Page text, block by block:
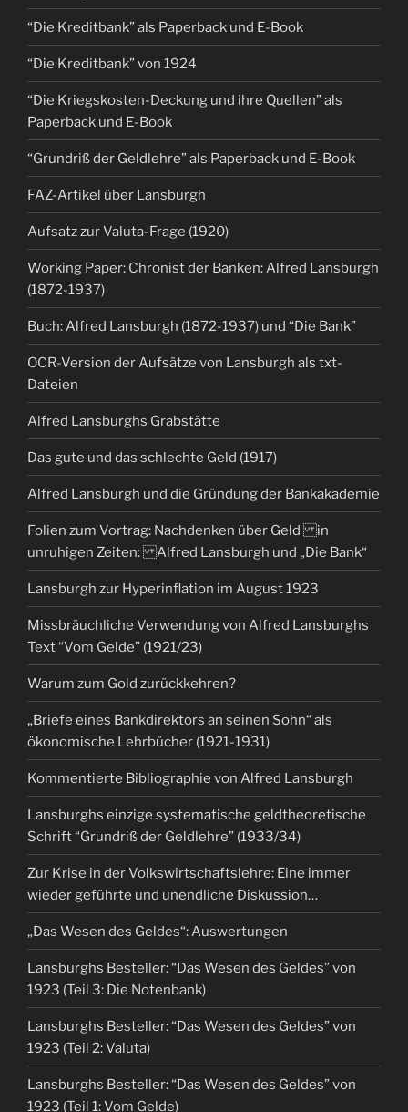
“Die Kreditbank” als Paperback und E-Book
“Die Kreditbank” von 1924
“Die Kriegskosten-Deckung und ihre Quellen” als
Paperback und E-Book
“Grundriß der Geldlehre” als Paperback und E-Book
FAZ-Artikel über Lansburgh
Aufsatz zur Valuta-Frage (1920)
Working Paper: Chronist der Banken: Alfred Lansburgh
(1872-1937)
Buch: Alfred Lansburgh (1872-1937) und “Die Bank”
OCR-Version der Aufsätze von Lansburgh als txt-
Dateien
Alfred Lansburghs Grabstätte
Das gute und das schlechte Geld (1917)
Alfred Lansburgh und die Gründung der Bankakademie
Folien zum Vortrag: Nachdenken über Geld in
unruhigen Zeiten: Alfred Lansburgh und „Die Bank“
Lansburgh zur Hyperinflation im August 1923
Missbräuchliche Verwendung von Alfred Lansburghs
Text “Vom Gelde” (1921/23)
Warum zum Gold zurückkehren?
„Briefe eines Bankdirektors an seinen Sohn“ als
ökonomische Lehrbücher (1921-1931)
Kommentierte Bibliographie von Alfred Lansburgh
Lansburghs einzige systematische geldtheoretische
Schrift “Grundriß der Geldlehre” (1933/34)
Zur Krise in der Volkswirtschaftslehre: Eine immer
wieder geführte und unendliche Diskussion…
„Das Wesen des Geldes“: Auswertungen
Lansburghs Besteller: “Das Wesen des Geldes” von
1923 (Teil 3: Die Notenbank)
Lansburghs Besteller: “Das Wesen des Geldes” von
1923 (Teil 2: Valuta)
Lansburghs Besteller: “Das Wesen des Geldes” von
1923 (Teil 1: Vom Gelde)